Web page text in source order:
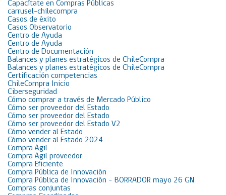
Capacítate en Compras Públicas
carrusel-chilecompra
Casos de éxito
Casos Observatorio
Centro de Ayuda
Centro de Ayuda
Centro de Documentación
Balances y planes estratégicos de ChileCompra
Balances y planes estratégicos de ChileCompra
Certificación competencias
ChileCompra Inicio
Ciberseguridad
Cómo comprar a través de Mercado Público
Cómo ser proveedor del Estado
Cómo ser proveedor del Estado
Cómo ser proveedor del Estado V2
Cómo vender al Estado
Cómo vender al Estado 2024
Compra Ágil
Compra Ágil proveedor
Compra Eficiente
Compra Pública de Innovación
Compra Pública de Innovación – BORRADOR mayo 26 GN
Compras conjuntas